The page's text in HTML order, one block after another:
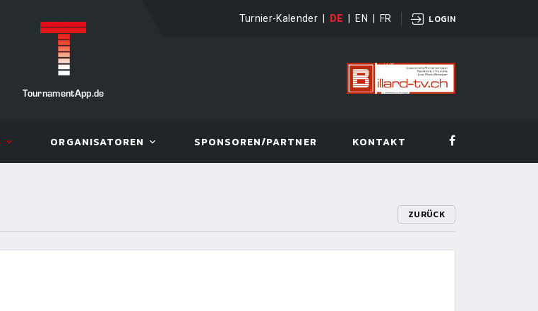
Turnier-Kalender DE EN FR LOGIN
TournamentApp.de
ORGANISATOREN SPONSOREN/PARTNER KONTAKT
ZURÜCK